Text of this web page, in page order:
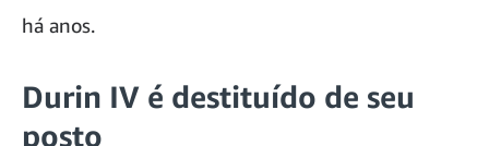
há anos.
Durin IV é destituído de seu
posto